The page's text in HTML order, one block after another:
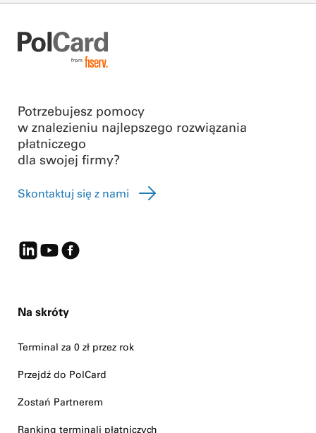
Potrzebujesz pomocy
w znalezieniu najlepszego rozwiązania
płatniczego
dla swojej firmy?
Skontaktuj się z nami
Na skróty
Terminal za 0 zł przez rok
Przejdź do PolCard
Zostań Partnerem
Ranking terminali płatniczych